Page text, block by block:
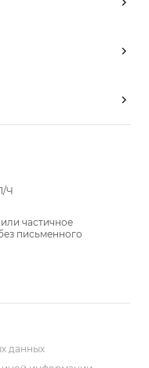
Ч
частичное
письменного
данных